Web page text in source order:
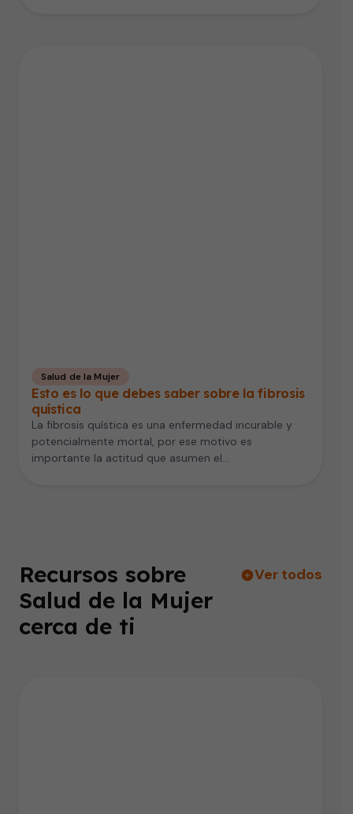
Salud de la Mujer
Esto es lo que debes saber sobre la fibrosis
quística
La fibrosis quística es una enfermedad incurable y
potencialmente mortal, por ese motivo es
importante la actitud que asumen el…
Recursos sobre
Salud de la Mujer
cerca de ti
Ver todos